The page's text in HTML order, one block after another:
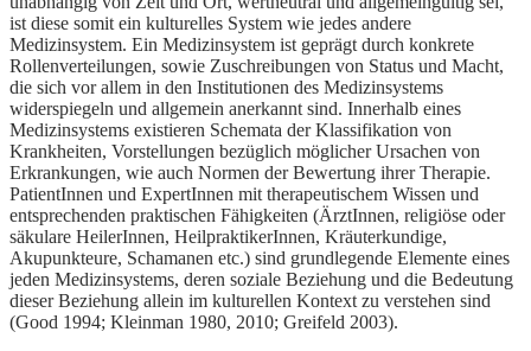
ist diese somit ein kulturelles System wie jedes andere
Medizinsystem. Ein Medizinsystem ist geprägt durch konkrete
Rollenverteilungen, sowie Zuschreibungen von Status und Macht,
die sich vor allem in den Institutionen des Medizinsystems
widerspiegeln und allgemein anerkannt sind. Innerhalb eines
Medizinsystems existieren Schemata der Klassifikation von
Krankheiten, Vorstellungen bezüglich möglicher Ursachen von
Erkrankungen, wie auch Normen der Bewertung ihrer Therapie.
PatientInnen und ExpertInnen mit therapeutischem Wissen und
entsprechenden praktischen Fähigkeiten (ÄrztInnen, religiöse oder
säkulare HeilerInnen, HeilpraktikerInnen, Kräuterkundige,
Akupunkteure, Schamanen etc.) sind grundlegende Elemente eines
jeden Medizinsystems, deren soziale Beziehung und die Bedeutung
dieser Beziehung allein im kulturellen Kontext zu verstehen sind
(Good 1994; Kleinman 1980, 2010; Greifeld 2003).